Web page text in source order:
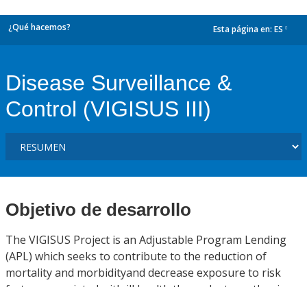
¿Qué hacemos? Esta página en: ES
Disease Surveillance &
Control (VIGISUS III)
Objetivo de desarrollo
The VIGISUS Project is an Adjustable Program Lending
(APL) which seeks to contribute to the reduction of
mortality and morbidityand decrease exposure to risk